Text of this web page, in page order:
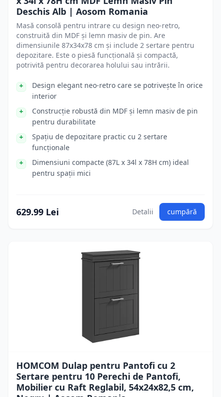
Deschis Alb | Aosom Romania
Masă consolă pentru intrare cu design neo-retro,
construită din MDF și lemn masiv de pin. Are
dimensiunile 87x34x78 cm și include 2 sertare pentru
depozitare. Este o piesă funcțională și compactă,
potrivită pentru decorarea holului sau intrării.
Design elegant neo-retro care se potrivește în orice
interior
Construcție robustă din MDF și lemn masiv de pin
pentru durabilitate
Spațiu de depozitare practic cu 2 sertare
funcționale
Dimensiuni compacte (87L x 34l x 78H cm) ideal
pentru spații mici
629.99 Lei Detalii cumpără
HOMCOM Dulap pentru Pantofi cu 2
Sertare pentru 10 Perechi de Pantofi,
Mobilier cu Raft Reglabil, 54x24x82,5 cm,